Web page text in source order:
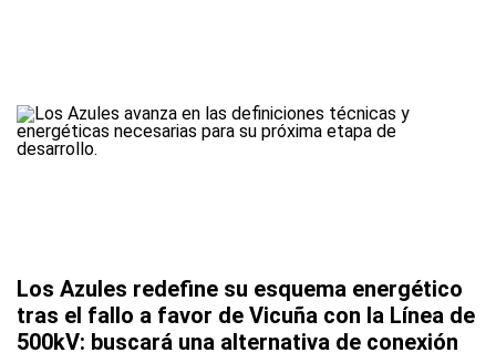
Los Azules redefine su esquema energético
tras el fallo a favor de Vicuña con la Línea de
500kV: buscará una alternativa de conexión